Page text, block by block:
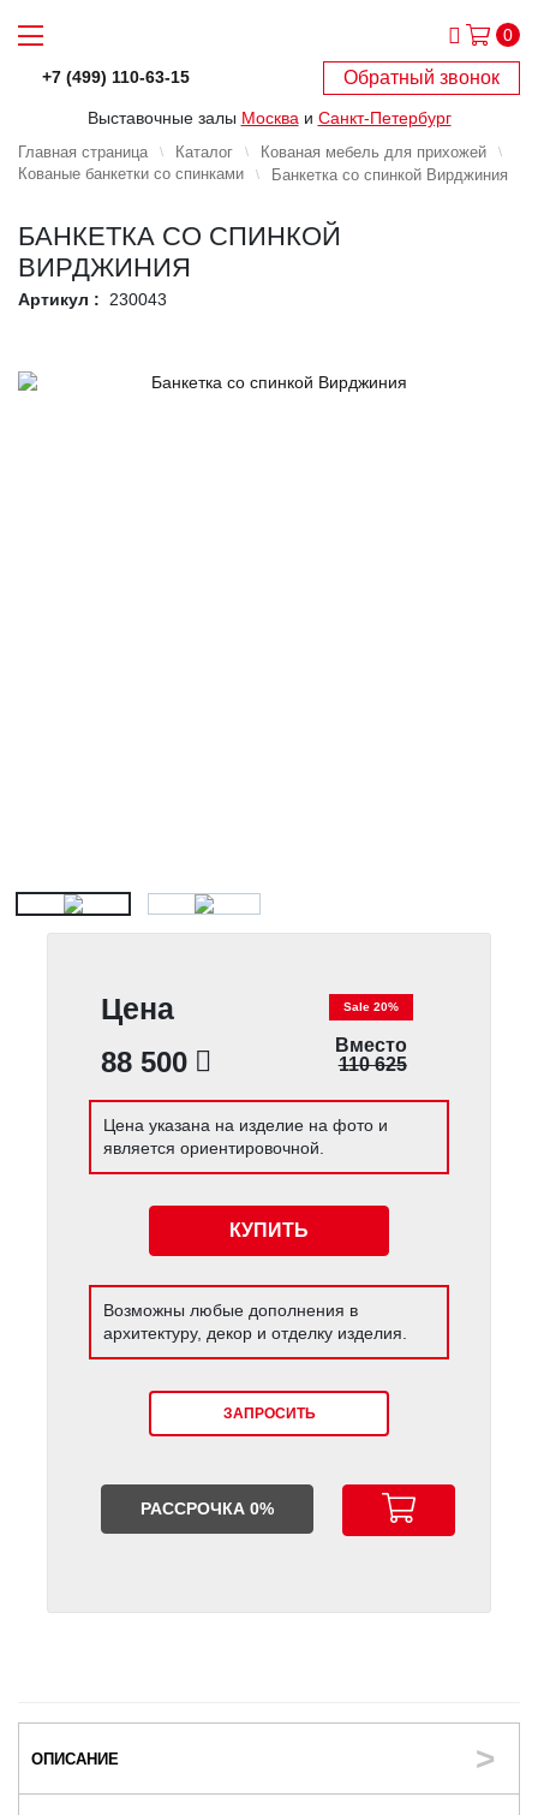
0
+7 (499) 110-63-15 Обратный звонок
Выставочные залы Москва и Санкт-Петербург
Главная страница Каталог
Кованая мебель для прихожей
Кованые банкетки со спинками
Банкетка со спинкой Вирджиния
БАНКЕТКА СО СПИНКОЙ
ВИРДЖИНИЯ
Артикул : 230043
Цена
88 500
Sale 20%
Вместо
110 625
Цена указана на изделие на фото и
является ориентировочной.
КУПИТЬ
Возможны любые дополнения в
архитектуру, декор и отделку изделия.
ЗАПРОСИТЬ
РАССРОЧКА 0%
ОПИСАНИЕ